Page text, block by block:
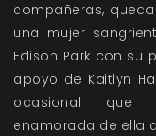
compañeras,
una mujer
Edison Park con su
apoyo de Kaitlyn
ocasional que
enamorada de ella